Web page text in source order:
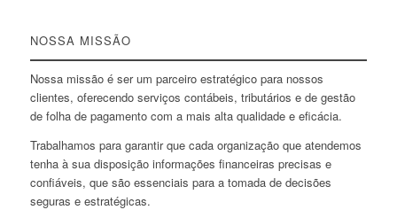
NOSSA MISSÃO
Nossa missão é ser um parceiro estratégico para nossos
clientes, oferecendo serviços contábeis, tributários e de gestão
de folha de pagamento com a mais alta qualidade e eficácia.
Trabalhamos para garantir que cada organização que atendemos
tenha à sua disposição informações financeiras precisas e
confiáveis, que são essenciais para a tomada de decisões
seguras e estratégicas.